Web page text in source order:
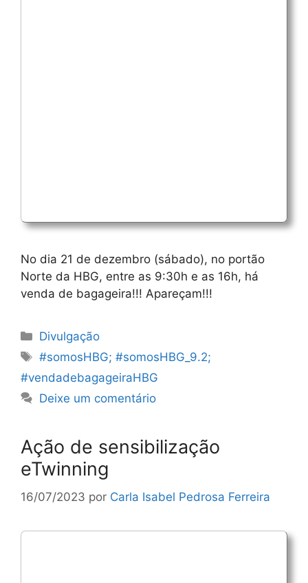
No dia 21 de dezembro (sábado), no portão
Norte da HBG, entre as 9:30h e as 16h, há
venda de bagageira!!! Apareçam!!!
Categorias
Divulgação
Etiquetas
#somosHBG; #somosHBG_9.2;
#vendadebagageiraHBG
Deixe um comentário
Ação de sensibilização
eTwinning
16/07/2023 por Carla Isabel Pedrosa Ferreira